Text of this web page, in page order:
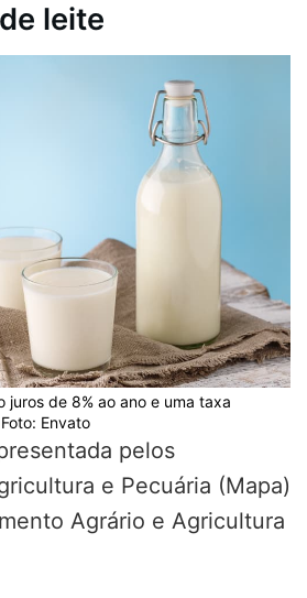
leite
juros de 8% ao ano e uma taxa
Envato
pelos
e Pecuária (Mapa)
Agrário e Agricultura